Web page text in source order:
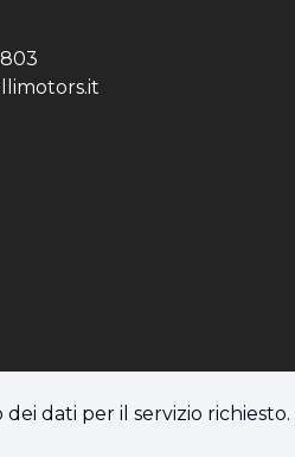
dati per il servizio richiesto.